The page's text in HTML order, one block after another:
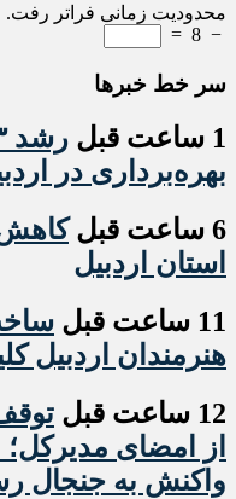
محدودیت زمانی فراتر رفت.
−
8
=
سر خط خبرها
1 ساعت قبل
بهره‌برداری در
6 ساعت قبل
کاهش
استان اردبیل
11 ساعت قبل
هنرمندان اردبیل
12 ساعت قبل
از امضای
واکنش به جنجال